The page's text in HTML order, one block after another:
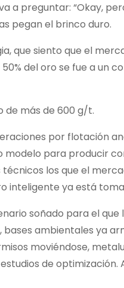
a preguntar: “Okay,
pegan el brinco duro.
que siento que el
del oro se fue a un
de más de 600 g/t.
por flotación
modelo para producir
los que el
inteligente ya está
soñado para el
bases ambientales ya
moviéndose,
de